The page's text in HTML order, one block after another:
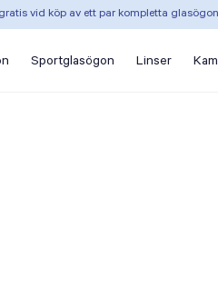
vid köp av ett par kompletta
Sportglasögon Linser